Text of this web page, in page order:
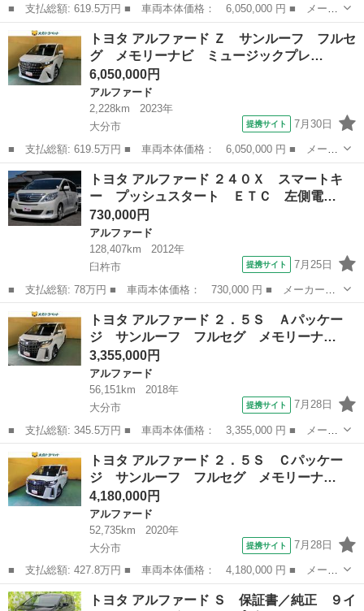
■ 支払総額: 619.5万円 ■ 車両本体価格： 6,050,000 円 ■ メーカ
ー名： トヨタ ■ 車種名： アルファード ■ グレード名： Ｚ
フルセグ メモリーナビ ミュージックプレイヤー接続可 バックカ
メラ 衝...
大分 大分市 アルファード
トヨタ アルファード Ｚ サンルーフ フルセ
グ メモリーナビ ミュージックプレ…
6,050,000円
アルファード
2,228km
2023年
大分市
提携サイト 7月30日
■ 支払総額: 619.5万円 ■ 車両本体価格： 6,050,000 円 ■ メーカ
ー名： トヨタ ■ 車種名： アルファード ■ グレード名： Ｚ
サンルーフ フルセグ メモリーナビ ミュージックプレイヤー接続
可 バッ...
大分 大分市 アルファード
トヨタ アルファード ２４０Ｘ スマートキ
ー プッシュスタート ＥＴＣ 左側電…
730,000円
アルファード
128,407km
2012年
臼杵市
提携サイト 7月25日
■ 支払総額: 78万円 ■ 車両本体価格： 730,000 円 ■ メーカー
名： トヨタ ■ 車種名： アルファード ■ グレード名： ２４０
Ｘ スマートキー プッシュスタート ＥＴＣ 左側電動スライドド
ア ナビ フルセ...
大分 臼杵市 アルファード
トヨタ アルファード ２．５Ｓ Ａパッケー
ジ サンルーフ フルセグ メモリーナ…
3,355,000円
アルファード
56,151km
2018年
大分市
提携サイト 7月28日
■ 支払総額: 345.5万円 ■ 車両本体価格： 3,355,000 円 ■ メーカ
ー名： トヨタ ■ 車種名： アルファード ■ グレード名： ２．
５Ｓ Ａパッケージ サンルーフ フルセグ メモリーナビ ＤＶＤ
再生 ミ...
大分 大分市 アルファード
トヨタ アルファード ２．５Ｓ Ｃパッケー
ジ サンルーフ フルセグ メモリーナ…
4,180,000円
アルファード
52,735km
2020年
大分市
提携サイト 7月28日
■ 支払総額: 427.8万円 ■ 車両本体価格： 4,180,000 円 ■ メーカ
ー名： トヨタ ■ 車種名： アルファード ■ グレード名： ２．
５Ｓ Ｃパッケージ サンルーフ フルセグ メモリーナビ ミュー
大分 大分市 アルファード
トヨタ アルファード Ｓ 保証書／純正 ９イ